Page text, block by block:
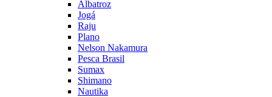
Albatroz
Jogá
Raju
Plano
Nelson Nakamura
Pesca Brasil
Sumax
Shimano
Nautika